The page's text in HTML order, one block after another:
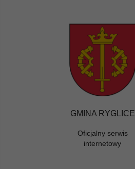
GMINA RYGLICE
Oficjalny serwis
internetowy